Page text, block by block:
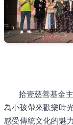
拾壹慈善基金主
為小孩帶來歡樂時
感受傳統文化的魅